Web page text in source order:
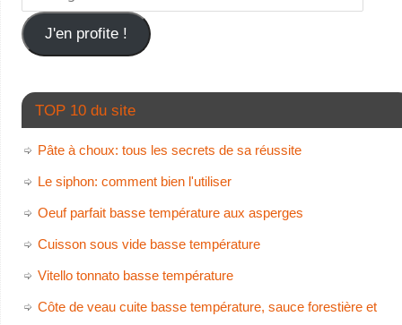
J'en profite !
TOP 10 du site
Pâte à choux: tous les secrets de sa réussite
Le siphon: comment bien l'utiliser
Oeuf parfait basse température aux asperges
Cuisson sous vide basse température
Vitello tonnato basse température
Côte de veau cuite basse température, sauce forestière et